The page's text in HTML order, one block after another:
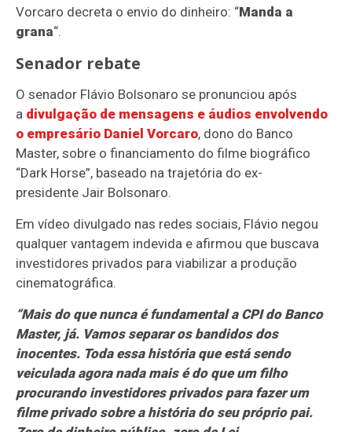
Vorcaro decreta o envio do dinheiro: “Manda a
grana“.
Senador rebate
O senador Flávio Bolsonaro se pronunciou após
a divulgação de mensagens e áudios envolvendo
o empresário Daniel Vorcaro, dono do Banco
Master, sobre o financiamento do filme biográfico
“Dark Horse”, baseado na trajetória do ex-
presidente Jair Bolsonaro.
Em vídeo divulgado nas redes sociais, Flávio negou
qualquer vantagem indevida e afirmou que buscava
investidores privados para viabilizar a produção
cinematográfica.
“Mais do que nunca é fundamental a CPI do Banco
Master, já. Vamos separar os bandidos dos
inocentes. Toda essa história que está sendo
veiculada agora nada mais é do que um filho
procurando investidores privados para fazer um
filme privado sobre a história do seu próprio pai.